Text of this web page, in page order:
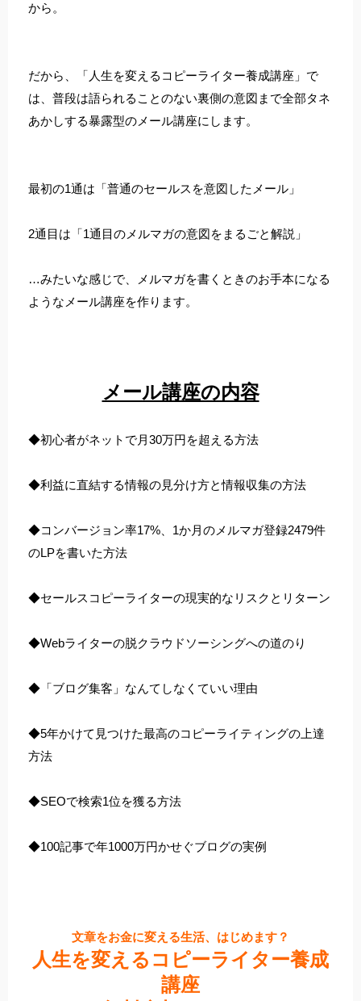
から。
だから、「人生を変えるコピーライター養成講座」で
は、普段は語られることのない裏側の意図まで全部タネ
あかしする暴露型のメール講座にします。
最初の1通は「普通のセールスを意図したメール」
2通目は「1通目のメルマガの意図をまるごと解説」
…みたいな感じで、メルマガを書くときのお手本になる
ようなメール講座を作ります。
メール講座の内容
◆初心者がネットで月30万円を超える方法
◆利益に直結する情報の見分け方と情報収集の方法
◆コンバージョン率17%、1か月のメルマガ登録2479件
のLPを書いた方法
◆セールスコピーライターの現実的なリスクとリターン
◆Webライターの脱クラウドソーシングへの道のり
◆「ブログ集客」なんてしなくていい理由
◆5年かけて見つけた最高のコピーライティングの上達
方法
◆SEOで検索1位を獲る方法
◆100記事で年1000万円かせぐブログの実例
文章をお金に変える生活、はじめます？
人生を変えるコピーライター養成
講座